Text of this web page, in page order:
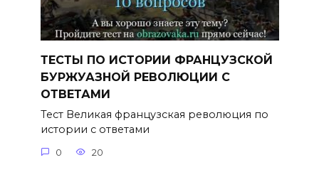
ТЕСТЫ ПО ИСТОРИИ ФРАНЦУЗСКОЙ
БУРЖУАЗНОЙ РЕВОЛЮЦИИ С
ОТВЕТАМИ
Тест Великая французская революция по
истории с ответами
0 20